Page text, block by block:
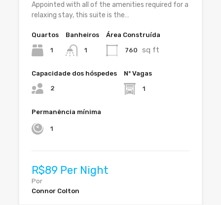
Appointed with all of the amenities required for a
relaxing stay, this suite is the…
Quartos
1
Banheiros
1
Área Construída
760 sq ft
Capacidade dos hóspedes
2
Nº Vagas
1
Permanência mínima
1
R$89 Per Night
Por
Connor Colton